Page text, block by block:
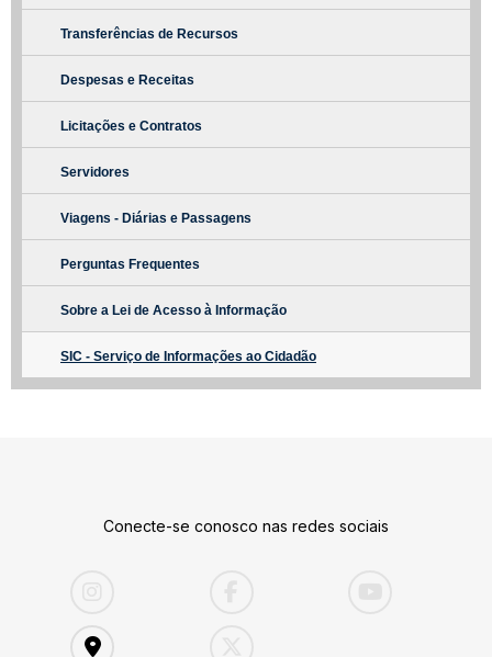
Transferências de Recursos
Despesas e Receitas
Licitações e Contratos
Servidores
Viagens - Diárias e Passagens
Perguntas Frequentes
Sobre a Lei de Acesso à Informação
SIC - Serviço de Informações ao Cidadão
Conecte-se conosco nas redes sociais